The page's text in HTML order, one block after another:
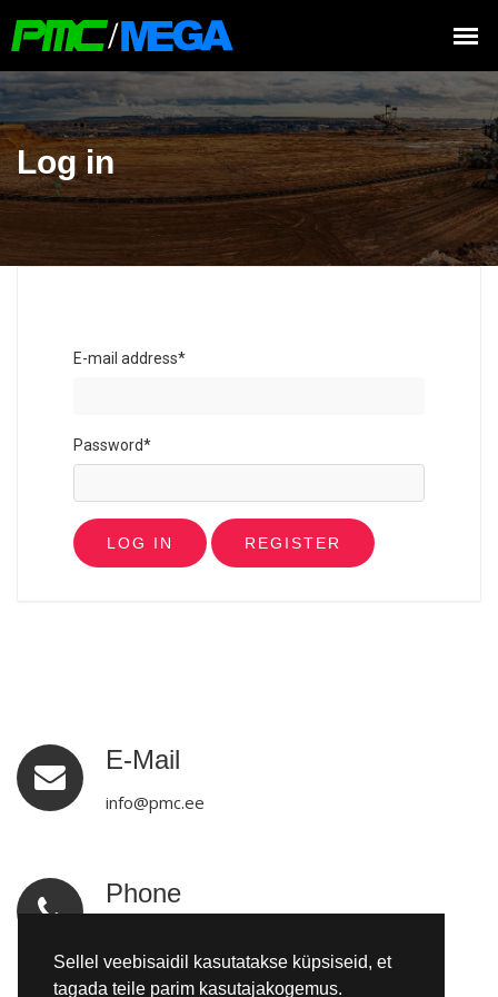
Sellel veebisaidil kasutatakse küpsiseid, et
tagada teile parim kasutajakogemus.
Log in
E-mail address*
Password*
REGISTER
E-Mail
info@pmc.ee
Phone